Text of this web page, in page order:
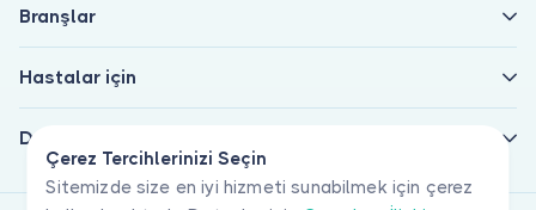
Çerez Tercihlerinizi Seçin
Sitemizde size en iyi hizmeti sunabilmek için çerez
Branşlar
Hastalar için
Doktorlar için